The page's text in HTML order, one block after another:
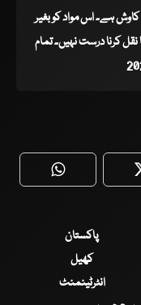
کاوش ہے۔ اس مواد کو بغیر
کرنا درست نہیں۔ تمام
WhatsApp
پاکستان
کھیل
انٹرٹینمنٹ